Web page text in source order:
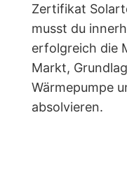
Zertifikat
musst du
erfolgreich die
Markt,
Wärmepumpe
absolvieren.